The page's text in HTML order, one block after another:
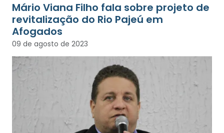
Mário Viana Filho fala sobre projeto de
revitalização do Rio Pajeú em
Afogados
09 de agosto de 2023